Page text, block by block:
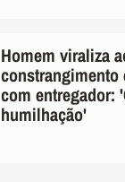
Homem viraliza
constrangimento
com entregador:
humilhação'